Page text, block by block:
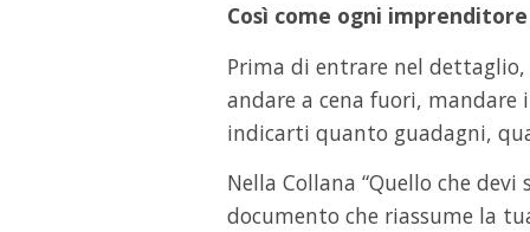
Così come ogni
Prima di entrare nel
andare a cena fuori, mandare
indicarti quanto guadagni,
Nella Collana “Quello che
documento che riassume la